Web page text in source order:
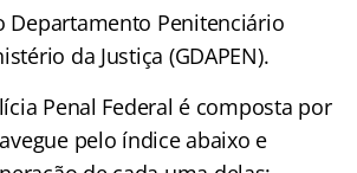
Departamento Penitenciário
da Justiça (GDAPEN).
Penal Federal é composta por
pelo índice abaixo e